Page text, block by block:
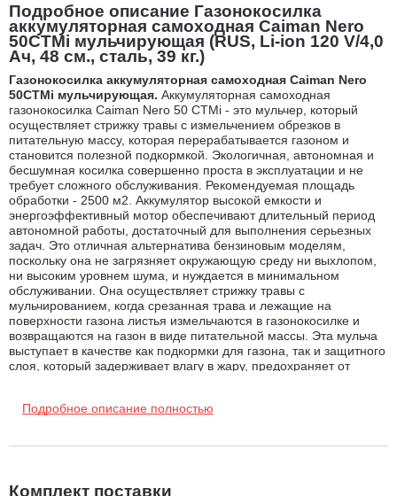
Подробное описание Газонокосилка
аккумуляторная самоходная Caiman Nero
50CTMi мульчирующая (RUS, Li-ion 120 V/4,0
Ач, 48 см., сталь, 39 кг.)
Газонокосилка аккумуляторная самоходная Caiman Nero
50CTMi мульчирующая. Аккумуляторная самоходная
газонокосилка Caiman Nero 50 CTMi - это мульчер, который
осуществляет стрижку травы с измельчением обрезков в
питательную массу, которая перерабатывается газоном и
становится полезной подкормкой. Экологичная, автономная и
бесшумная косилка совершенно проста в эксплуатации и не
требует сложного обслуживания. Рекомендуемая площадь
обработки - 2500 м2. Аккумулятор высокой емкости и
энергоэффективный мотор обеспечивают длительный период
автономной работы, достаточный для выполнения серьезных
задач. Это отличная альтернатива бензиновым моделям,
поскольку она не загрязняет окружающую среду ни выхлопом,
ни высоким уровнем шума, и нуждается в минимальном
обслуживании. Она осуществляет стрижку травы с
мульчированием, когда срезанная трава и лежащие на
поверхности газона листья измельчаются в газонокосилке и
возвращаются на газон в виде питательной массы. Эта мульча
выступает в качестве как подкормки для газона, так и защитного
слоя, который задерживает влагу в жару, предохраняет от
весь сезон!
Подробное описание полностью
Комплект поставки